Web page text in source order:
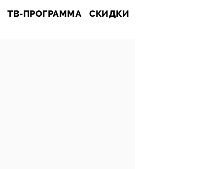
ТВ-ПРОГРАММА СКИДКИ